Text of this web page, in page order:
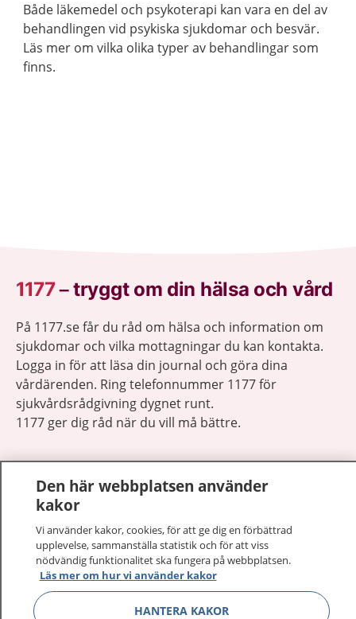
Både läkemedel och psykoterapi kan vara en del av
behandlingen vid psykiska sjukdomar och besvär.
Läs mer om vilka olika typer av behandlingar som
finns.
1177–tryggt om din hälsa och vård
På 1177.se får du råd om hälsa och information om
sjukdomar och vilka mottagningar du kan kontakta.
Logga in för att läsa din journal och göra dina
vårdärenden. Ring telefonnummer 1177 för
sjukvårdsrådgivning dygnet runt.
1177 ger dig råd när du vill må bättre.
1177 på flera språk
Om 1177
Kontakt Visa
Den här webbplatsen använder
kakor
Vi använder kakor, cookies, för att ge dig en förbättrad
upplevelse, sammanställa statistik och för att viss
nödvändig funktionalitet ska fungera på webbplatsen.
Läs mer om hur vi använder kakor
HANTERA KAKOR